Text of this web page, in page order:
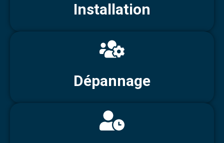
Installation
Dépannage